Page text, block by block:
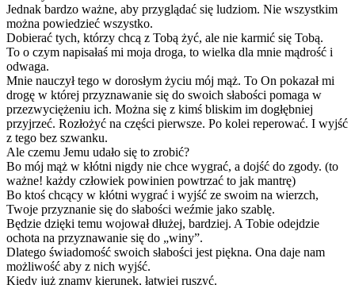
Jednak bardzo ważne, aby przyglądać się ludziom. Nie wszystkim
można powiedzieć wszystko.
Dobierać tych, którzy chcą z Tobą żyć, ale nie karmić się Tobą.
To o czym napisałaś mi moja droga, to wielka dla mnie mądrość i
odwaga.
Mnie nauczył tego w dorosłym życiu mój mąż. To On pokazał mi
drogę w której przyznawanie się do swoich słabości pomaga w
przezwyciężeniu ich. Można się z kimś bliskim im dogłębniej
przyjrzeć. Rozłożyć na części pierwsze. Po kolei reperować. I wyjść
z tego bez szwanku.
Ale czemu Jemu udało się to zrobić?
Bo mój mąż w kłótni nigdy nie chce wygrać, a dojść do zgody. (to
ważne! każdy człowiek powinien powtrzać to jak mantrę)
Bo ktoś chcący w kłótni wygrać i wyjść ze swoim na wierzch,
Twoje przyznanie się do słabości weźmie jako szablę.
Będzie dzięki temu wojował dłużej, bardziej. A Tobie odejdzie
ochota na przyznawanie się do „winy”.
Dlatego świadomość swoich słabości jest piękna. Ona daje nam
możliwość aby z nich wyjść.
Kiedy już znamy kierunek, łatwiej ruszyć.